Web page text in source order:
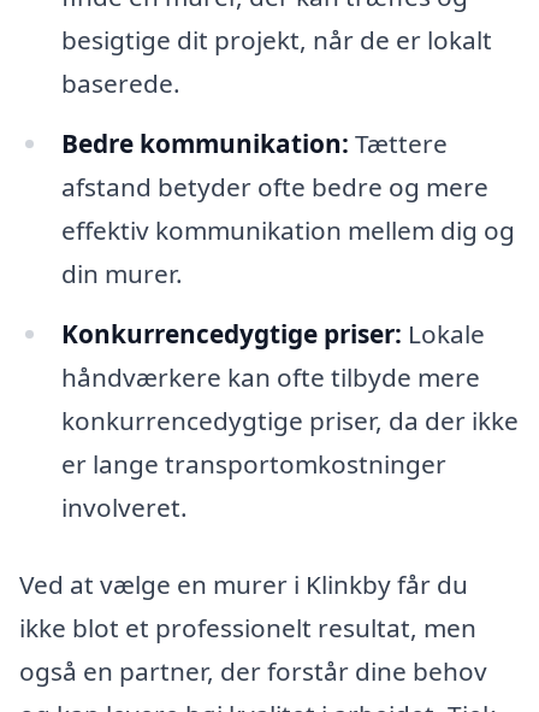
besigtige dit projekt, når de er lokalt
baserede.
Bedre kommunikation: Tættere
afstand betyder ofte bedre og mere
effektiv kommunikation mellem dig og
din murer.
Konkurrencedygtige priser: Lokale
håndværkere kan ofte tilbyde mere
konkurrencedygtige priser, da der ikke
er lange transportomkostninger
involveret.
Ved at vælge en murer i Klinkby får du
ikke blot et professionelt resultat, men
også en partner, der forstår dine behov